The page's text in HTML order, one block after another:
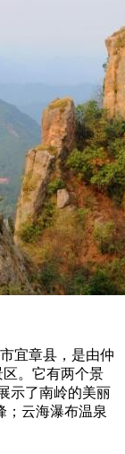
宜章县，是由仲
。它有两个景
示了南岭的美丽
；云海瀑布温泉